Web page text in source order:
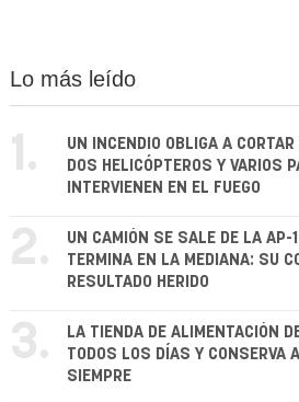
Lo más leído
1.
UN INCENDIO OBLIGA A
DOS HELICÓPTEROS Y VARIOS
INTERVIENEN EN EL FUEGO
2.
UN CAMIÓN SE SALE DE LA AP-
TERMINA EN LA MEDIANA: SU
RESULTADO HERIDO
3.
LA TIENDA DE ALIMENTACIÓN
TODOS LOS DÍAS Y CONSERVA
SIEMPRE